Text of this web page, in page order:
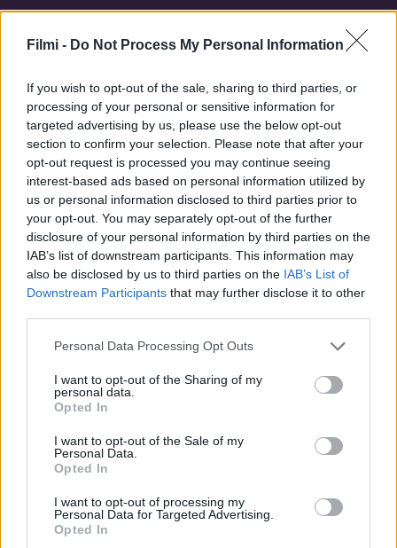
Filmi - Do Not Process My Personal Information
If you wish to opt-out of the sale, sharing to third parties, or
processing of your personal or sensitive information for
targeted advertising by us, please use the below opt-out
section to confirm your selection. Please note that after your
opt-out request is processed you may continue seeing
interest-based ads based on personal information utilized by
us or personal information disclosed to third parties prior to
your opt-out. You may separately opt-out of the further
disclosure of your personal information by third parties on the
IAB’s list of downstream participants. This information may
also be disclosed by us to third parties on the IAB’s List of
Downstream Participants that may further disclose it to other
Personal Data Processing Opt Outs
I want to opt-out of the Sharing of my
personal data.
Opted In
I want to opt-out of the Sale of my
Personal Data.
Opted In
I want to opt-out of processing my
Personal Data for Targeted Advertising.
Opted In
Hasonló sorozatok
2005
SOROZAT
Dolmen, Rejtelmek szigete
2024
SOROZAT
SOROZAT SOROZAT